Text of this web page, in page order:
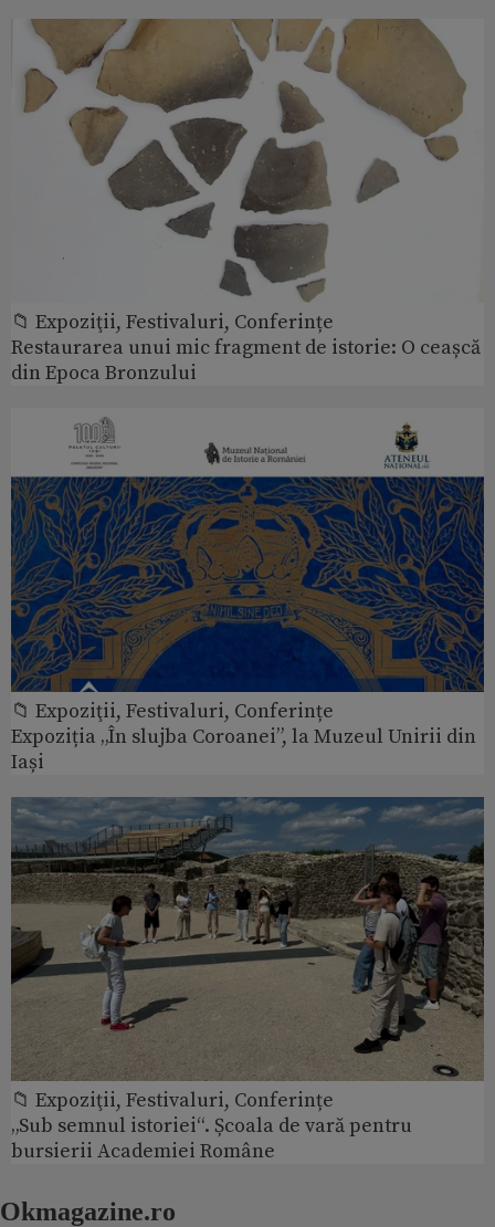
📁 Expoziţii, Festivaluri, Conferințe
Restaurarea unui mic fragment de istorie: O ceașcă
din Epoca Bronzului
📁 Expoziţii, Festivaluri, Conferințe
Expoziția „În slujba Coroanei”, la Muzeul Unirii din
Iași
📁 Expoziţii, Festivaluri, Conferințe
„Sub semnul istoriei“. Școala de vară pentru
bursierii Academiei Române
Okmagazine.ro